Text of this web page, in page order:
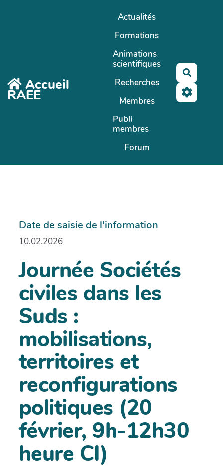
Accueil
RAEE
Actualités
Formations
Animations
scientifiques
Recherches
Membres
Publi
membres
Forum
Date de saisie de l'information
10.02.2026
Journée Sociétés
civiles dans les
Suds :
mobilisations,
territoires et
reconfigurations
politiques (20
février, 9h-12h30
heure CI)